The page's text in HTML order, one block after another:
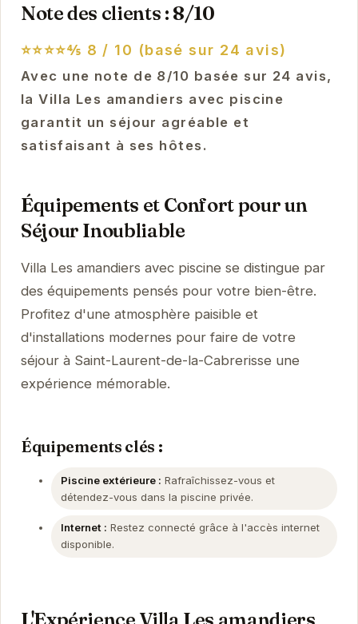
Note des clients : 8/10
⭐⭐⭐⭐⅘ 8 / 10 (basé sur 24 avis)
Avec une note de 8/10 basée sur 24 avis,
la Villa Les amandiers avec piscine
garantit un séjour agréable et
satisfaisant à ses hôtes.
Équipements et Confort pour un
Séjour Inoubliable
Villa Les amandiers avec piscine se distingue par
des équipements pensés pour votre bien-être.
Profitez d'une atmosphère paisible et
d'installations modernes pour faire de votre
séjour à Saint-Laurent-de-la-Cabrerisse une
expérience mémorable.
Équipements clés :
Piscine extérieure : Rafraîchissez-vous et
détendez-vous dans la piscine privée.
Internet : Restez connecté grâce à l'accès internet
disponible.